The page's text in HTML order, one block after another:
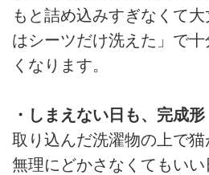
もと詰め込みすぎなくて
はシーツだけ洗えた」で
くなります。
・しまえない日も、完成形
取り込んだ洗濯物の上で猫
無理にどかさなくてもいい